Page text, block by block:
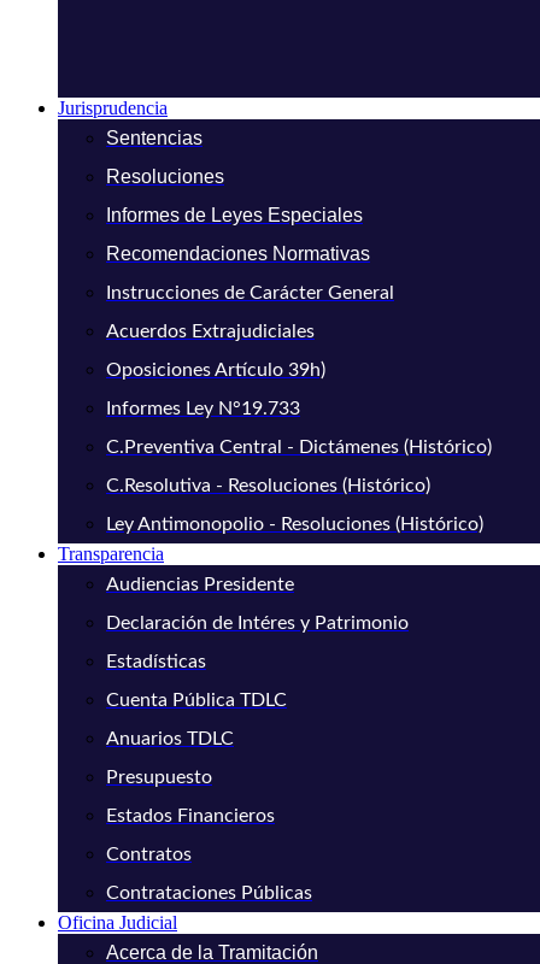
Jurisprudencia
Sentencias
Resoluciones
Informes de Leyes Especiales
Recomendaciones Normativas
Instrucciones de Carácter General
Acuerdos Extrajudiciales
Oposiciones Artículo 39h)
Informes Ley N°19.733
C.Preventiva Central - Dictámenes (Histórico)
C.Resolutiva - Resoluciones (Histórico)
Ley Antimonopolio - Resoluciones (Histórico)
Transparencia
Audiencias Presidente
Declaración de Intéres y Patrimonio
Estadísticas
Cuenta Pública TDLC
Anuarios TDLC
Presupuesto
Estados Financieros
Contratos
Contrataciones Públicas
Oficina Judicial
Acerca de la Tramitación